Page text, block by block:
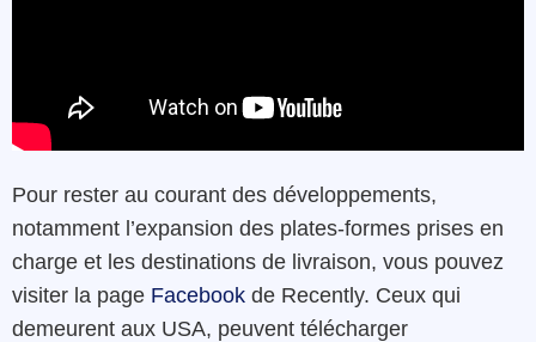
Pour rester au courant des développements,
notamment l’expansion des plates-formes prises en
charge et les destinations de livraison, vous pouvez
visiter la page Facebook de Recently. Ceux qui
demeurent aux USA, peuvent télécharger